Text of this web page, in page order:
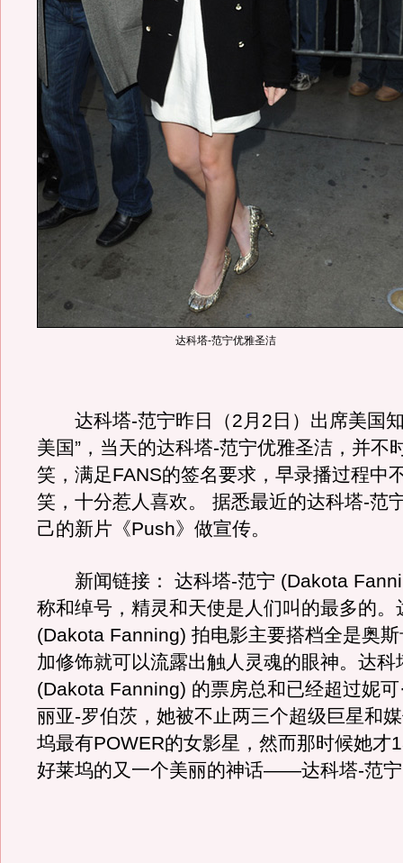
达科塔-范宁优雅圣洁
达科塔-范宁昨日（2月2日）出席美国知
美国”，当天的达科塔-范宁优雅圣洁，并不
笑，满足FANS的签名要求，早录播过程中
笑，十分惹人喜欢。 据悉最近的达科塔-范
己的新片《Push》做宣传。
新闻链接： 达科塔-范宁 (Dakota
称和绰号，精灵和天使是人们叫的最多的。
(Dakota Fanning) 拍电影主要搭档全是奥
加修饰就可以流露出触人灵魂的眼神。达科
(Dakota Fanning) 的票房总和已经超过妮可
丽亚-罗伯茨，她被不止两三个超级巨星和
坞最有POWER的女影星，然而那时候她才
好莱坞的又一个美丽的神话——达科塔-范宁